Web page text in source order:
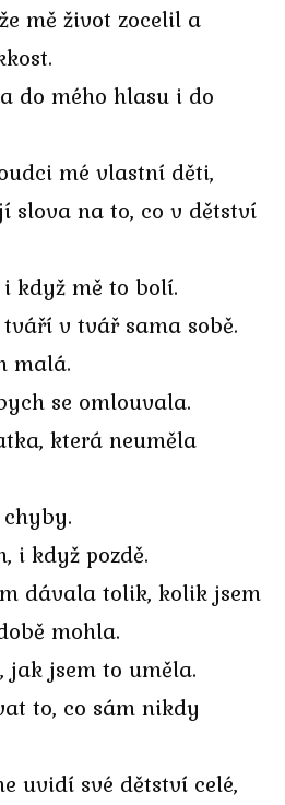
mě život zocelil a
do mého hlasu i do
mé vlastní děti,
slova na to, co v dětství
když mě to bolí.
v tvář sama sobě.
malá.
se omlouvala.
která neuměla
i když pozdě.
dávala tolik, kolik jsem
mohla.
jsem to uměla.
to, co sám nikdy
uvidí své dětství celé,